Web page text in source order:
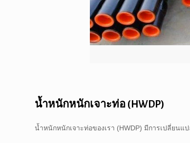
น้ำหนักหนักเจาะท่อ (HWDP)
น้ำหนักหนักเจาะท่อของเรา (HWDP) มีการเปลี่ยน